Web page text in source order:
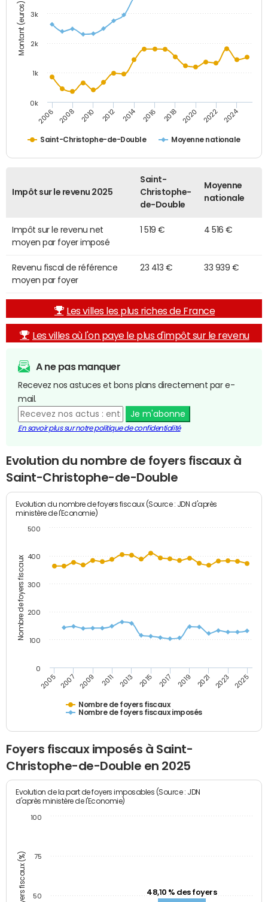
Montant (euros)
Saint-Christophe-de-Double Moyenne nationale
2006 2008 2010 2012 2014 2016 2018 2020 2022 2024
0k
1k
2k
3k
Impôt sur le revenu 2025
Saint-
Christophe-
de-Double
Moyenne
nationale
Impôt sur le revenu net
moyen par foyer imposé
1 519 € 4 516 €
Revenu fiscal de référence
moyen par foyer
23 413 € 33 939 €
Les villes les plus riches de France
Les villes où l'on paye le plus d'impôt sur le revenu
A ne pas manquer
Recevez nos astuces et bons plans directement par e-
mail.
Je m'abonne
En savoir plus sur notre politique de confidentialité
Evolution du nombre de foyers fiscaux à
Saint-Christophe-de-Double
Nombre de foyers fiscaux
Evolution du nombre de foyers fiscaux (Source : JDN d'après
ministère de l'Economie)
Nombre de foyers fiscaux
Nombre de foyers fiscaux imposés
2005 2007 2009 2011 2013 2015 2017 2019 2021 2023 2025
0
100
200
300
400
500
Foyers fiscaux imposés à Saint-
Christophe-de-Double en 2025
Evolution de la part de foyers imposables (Source : JDN
d'après ministère de l'Economie)
48,10 % des foyers
50
75
100